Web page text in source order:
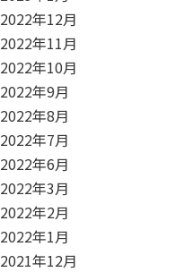
2022年12月
2022年11月
2022年10月
2022年9月
2022年8月
2022年7月
2022年6月
2022年3月
2022年2月
2022年1月
2021年12月